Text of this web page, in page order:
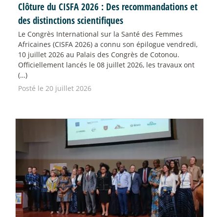
Clôture du CISFA 2026 : Des recommandations et
des distinctions scientifiques
Le Congrès International sur la Santé des Femmes
Africaines (CISFA 2026) a connu son épilogue vendredi,
10 juillet 2026 au Palais des Congrès de Cotonou.
Officiellement lancés le 08 juillet 2026, les travaux ont
(…)
Posté le 20 juillet 2026